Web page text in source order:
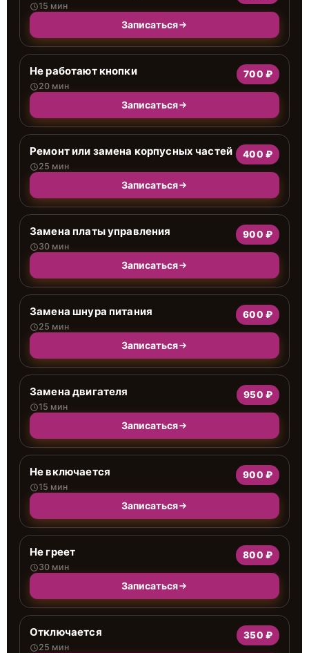
15 мин
Записаться
Не работают кнопки
20 мин
700 ₽
Записаться
Ремонт или замена корпусных частей
25 мин
400 ₽
Записаться
Замена платы управления
30 мин
900 ₽
Записаться
Замена шнура питания
25 мин
600 ₽
Записаться
Замена двигателя
15 мин
950 ₽
Записаться
Не включается
15 мин
900 ₽
Записаться
Не греет
30 мин
800 ₽
Записаться
Отключается
25 мин
350 ₽